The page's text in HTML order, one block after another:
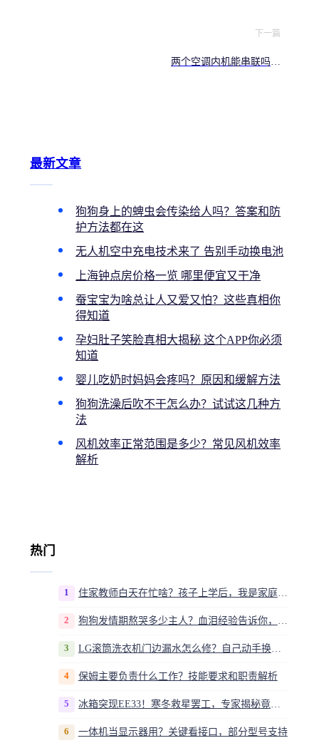
下一篇
两个空调内机能串联吗？
最新文章
狗狗身上的蜱虫会传染给人吗？答案和防
护方法都在这
无人机空中充电技术来了 告别手动换电池
上海钟点房价格一览 哪里便宜又干净
蚕宝宝为啥总让人又爱又怕？这些真相你
得知道
孕妇肚子笑脸真相大揭秘 这个APP你必须
知道
婴儿吃奶时妈妈会疼吗？原因和缓解方法
狗狗洗澡后吹不干怎么办？试试这几种方
法
风机效率正常范围是多少？常见风机效率
解析
热门
1 住家教师白天在忙啥？孩子上学后，我是家庭运营官
2
3 LG滚筒洗衣机门边漏水怎么修？自己动手换密封圈教程视频
4 保姆主要负责什么工作？技能要求和职责解析
5 冰箱突现EE33！寒冬救星罢工，专家揭秘竟是无解故障？
6 一体机当显示器用？关键看接口，部分型号支持